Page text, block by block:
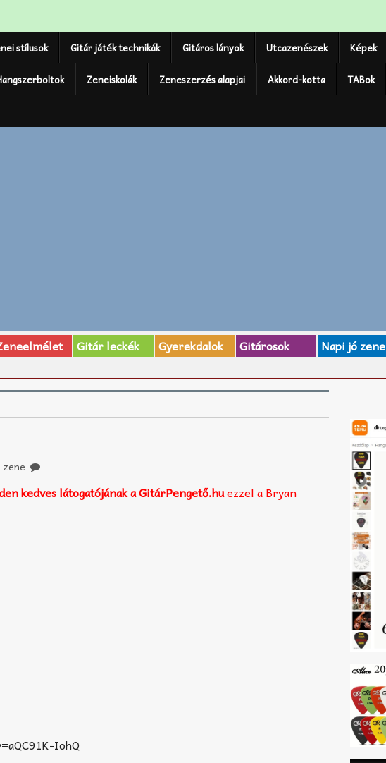
stílusok Gitár játék technikák Gitáros lányok Utcazenészek Képek
Zeneiskolák Zeneszerzés alapjai Akkord-kotta TABok
Gitár leckék Gyerekdalok Gitárosok Napi jó zene
kedves látogatójának a GitárPengető.huezzel a Bryan
IohQ